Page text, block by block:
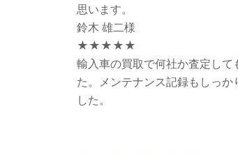
思います。
鈴木 雄二様
★★★★★
輸入車の買取で何社か査定し
た。メンテナンス記録もしっ
した。